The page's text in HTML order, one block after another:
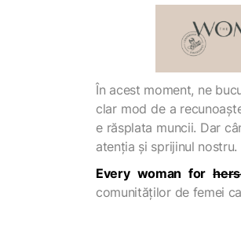
În acest moment, ne
clar mod de a
e răsplata muncii. Dar
atenția și sprijinul nostru.
Every woman for
comunităților de femei